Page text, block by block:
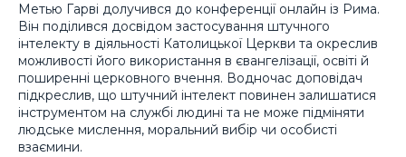
Метью Гарві долучився до конференції онлайн із Рима.
Він поділився досвідом застосування штучного
інтелекту в діяльності Католицької Церкви та окреслив
можливості його використання в євангелізації, освіті й
поширенні церковного вчення. Водночас доповідач
підкреслив, що штучний інтелект повинен залишатися
інструментом на службі людині та не може підміняти
людське мислення, моральний вибір чи особисті
взаємини.